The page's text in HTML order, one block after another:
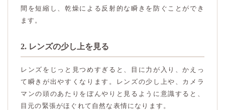
間を短縮し、乾燥による反射的な瞬きを防ぐことができ
ます。
2. レンズの少し上を見る
レンズをじっと見つめすぎると、目に力が入り、かえっ
て瞬きが出やすくなります。レンズの少し上や、カメラ
マンの頭のあたりをぼんやりと見るように意識すると、
目元の緊張がほぐれて自然な表情になります。